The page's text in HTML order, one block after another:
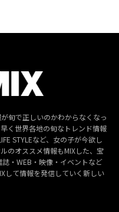
旬で正しいのかわからなくなっ
く世界各地の旬なトレンド情報
STYLEなど、女の子が今欲し
のオススメ情報もMIXした、宝
・WEB・映像・イベントなど
して情報を発信していく新しい